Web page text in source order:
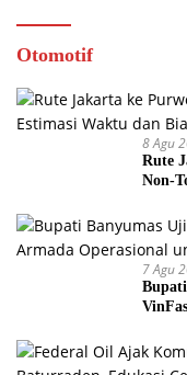
Otomotif
8 Agu
Rute
Non-
7 Agu